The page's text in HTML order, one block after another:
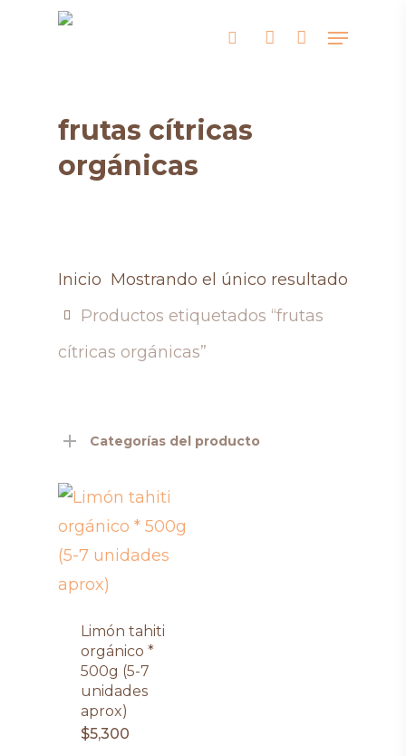
searchaccount
Menu
frutas cítricas
orgánicas
Mostrando el único resultado
Inicio
Productos etiquetados “frutas
cítricas orgánicas”
Categorías del producto
Limón tahiti
orgánico *
500g (5-7
unidades
aprox)
$5,300